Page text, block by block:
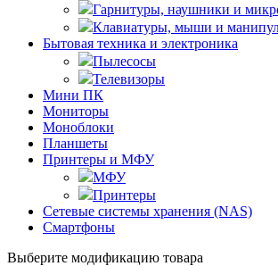
Гарнитуры, наушники и
Клавиатуры, мыши и
Бытовая техника и электроника
Пылесосы
Телевизоры
Мини ПК
Мониторы
Моноблоки
Планшеты
Принтеры и МФУ
МФУ
Принтеры
Сетевые системы хранения (NAS)
Смартфоны
Выберите модификацию товара